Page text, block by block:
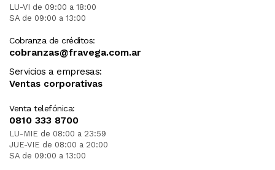
LU-VI de 09:00 a 18:00
SA de 09:00 a 13:00
Cobranza de créditos:
cobranzas@fravega.com.ar
Servicios a empresas:
Ventas corporativas
Venta telefónica:
0810 333 8700
LU-MIE de 08:00 a 23:59
JUE-VIE de 08:00 a 20:00
SA de 09:00 a 13:00